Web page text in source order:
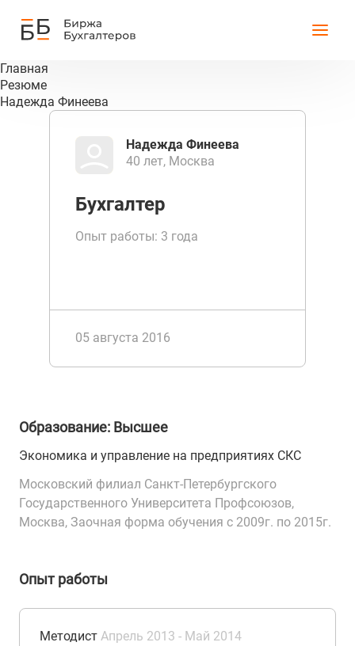
Главная
Резюме
Надежда Финеева
Надежда Финеева
40 лет, Москва
Бухгалтер
Опыт работы: 3 года
05 августа 2016
Образование: Высшее
Экономика и управление на предприятиях СКС
Московский филиал Санкт-Петербургского
Государственного Университета Профсоюзов,
Москва, Заочная форма обучения с 2009г. по 2015г.
Опыт работы
Методист Апрель 2013 - Май 2014